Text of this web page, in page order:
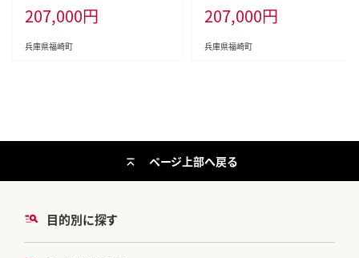
207,000円
兵庫県福崎町
207,000円
兵庫県福崎町
目的別に探す
ページ上部へ戻る